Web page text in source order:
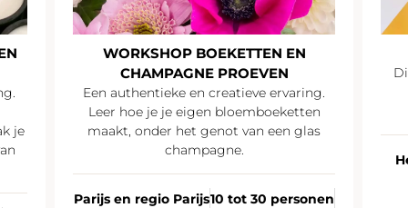
BOEKETTEN EN
en creatieve ervaring.
bloemboeketten
genot van een glas
10 tot 30 personen
SUMMER PARTY
Discussiëren en netwerken
genot van een zomerse
champagnecocktail
Heel Frankrijk
20 personen